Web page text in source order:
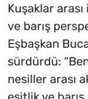
Kuşaklar
ve barış
Eşbaşkan
sürdürdü:
nesiller arası